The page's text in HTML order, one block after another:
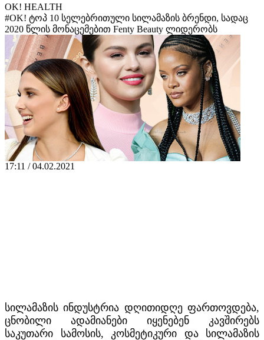
OK! HEALTH
#OK! ტოპ 10 სელებრითული სილამაზის ბრენდი, სადაც
2020 წლის მონაცემებით Fenty Beauty ლიდერობს
17:11 / 04.02.2021
სილამაზის ინდუსტრია დღითიდღე ფართოვდება,
ცნობილი ადამიანები იყენებენ კავშირებს
საკუთარი სამოსის, კოსმეტიკური და სილამაზის